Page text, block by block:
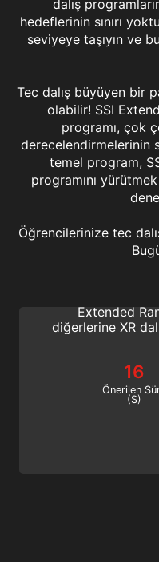
dalış
hedeflerinin sınırı
seviyeye taşıyın ve
Tec dalış büyüyen bir
olabilir! SSI
programı, çok
derecelendirmelerinin
temel program,
programını
Öğrencilerinize tec
Extended
Extended
diğerlerine XR
16
Önerilen
(S)